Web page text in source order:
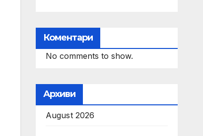
Коментари
No comments to show.
Архиви
August 2026